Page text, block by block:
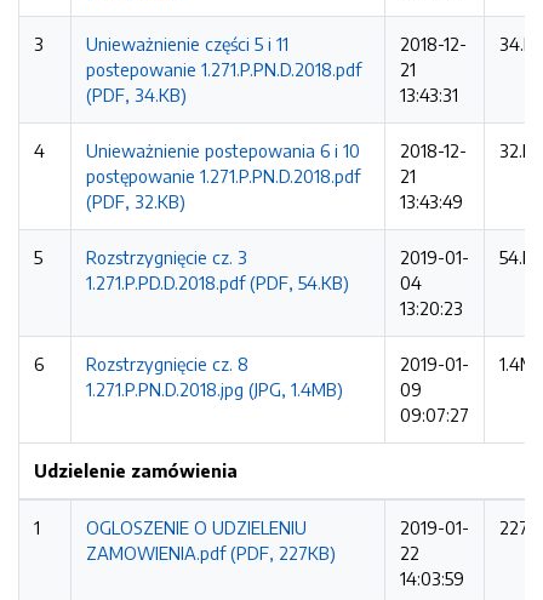
3
Unieważnienie części 5 i 11
postepowanie 1.271.P.PN.D.2018.pdf
(PDF, 34.KB)
2018-12-
21
13:43:31
4
Unieważnienie postepowania 6 i 10
postępowanie 1.271.P.PN.D.2018.pdf
(PDF, 32.KB)
2018-12-
21
13:43:49
32.KB
5
Rozstrzygnięcie cz. 3
1.271.P.PD.D.2018.pdf (PDF, 54.KB)
2019-01-
04
13:20:23
54.KB
6
Rozstrzygnięcie cz. 8
1.271.P.PN.D.2018.jpg (JPG, 1.4MB)
2019-01-
09
09:07:27
Udzielenie zamówienia
1
OGLOSZENIE O UDZIELENIU
ZAMOWIENIA.pdf (PDF, 227KB)
2019-01-
22
14:03:59